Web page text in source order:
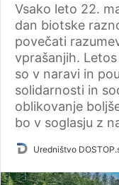
Vsako leto 22.
dan biotske
povečati
vprašanjih.
so v naravi in
solidarnosti in
oblikovanje
bo v soglasju z
Uredništvo